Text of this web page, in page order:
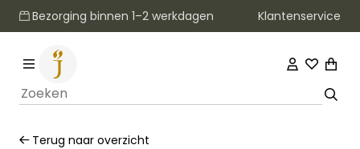
Bezorging binnen 1–2 werkdagen Klantenservice
Terug naar overzicht